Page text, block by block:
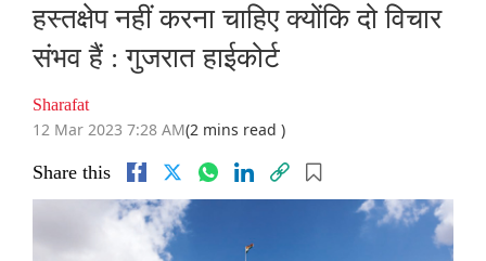
हस्तक्षेप नहीं करना चाहिए क्योंकि दो विचार
संभव हैं : गुजरात हाईकोर्ट
Sharafat
12 Mar 2023 7:28 AM(2 mins read )
Share this